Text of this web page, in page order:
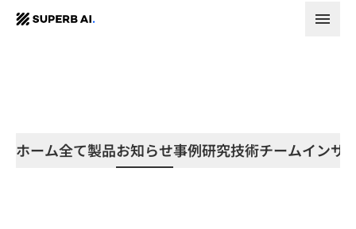
SUPERB
ホーム全て製品お知らせ事例研究技術チームインサ